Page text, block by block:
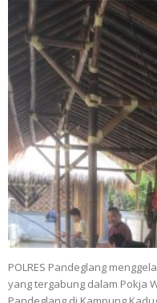
POLRES Pandeglang
yang tergabung dalam Pokja